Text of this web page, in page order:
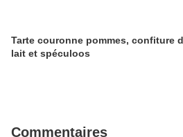
Tarte couronne pommes, confiture de
lait et spéculoos
Commentaires